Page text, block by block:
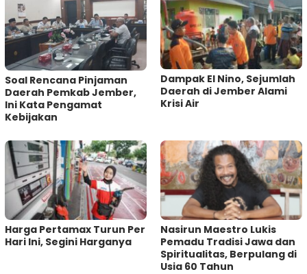
‎Soal Rencana Pinjaman
Daerah Pemkab Jember,
Ini Kata Pengamat
Kebijakan ‎
Dampak El Nino, Sejumlah
Daerah di Jember Alami
Krisi Air
Harga Pertamax Turun Per
Hari Ini, Segini Harganya
‎Nasirun Maestro Lukis
Pemadu Tradisi Jawa dan
Spiritualitas, Berpulang di
Usia 60 Tahun